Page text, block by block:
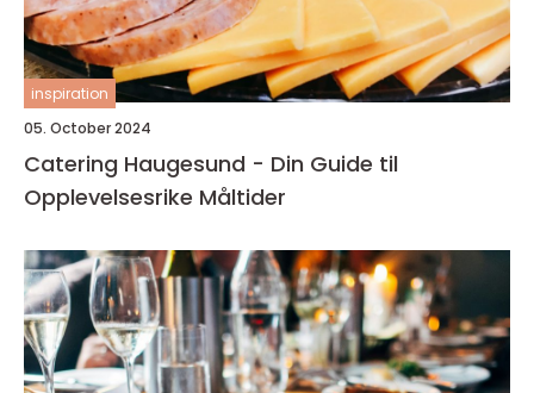
inspiration
05. October 2024
Catering Haugesund - Din Guide til
Opplevelsesrike Måltider